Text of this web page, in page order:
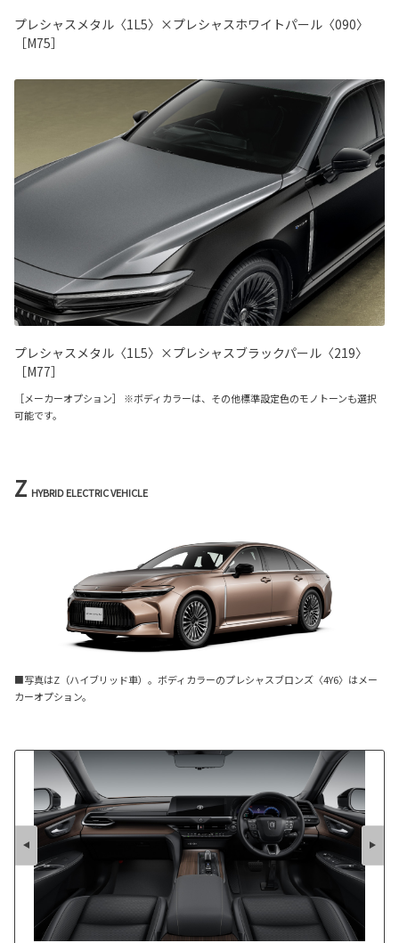
プレシャスメタル〈1L5〉×プレシャスホワイトパール〈090〉
［M75］
プレシャスメタル〈1L5〉×プレシャスブラックパール〈219〉
［M77］
［メーカーオプション］ ※ボディカラーは、その他標準設定色のモノトーンも選択
可能です。
Z HYBRID ELECTRIC VEHICLE
■写真はZ（ハイブリッド車）。ボディカラーのプレシャスブロンズ〈4Y6〉はメー
カーオプション。